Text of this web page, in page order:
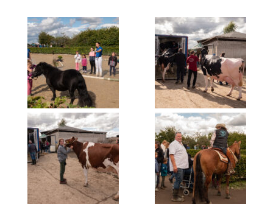
LANZAROTE 2022
FINNLAND – LAPPLAND 2023
BODENSEE 2023
KROATIEN 2023
VIETNAM 2024
SARDINIEN 2025
KREUZFAHRT MIT DER AIDA (KANARISCHE INSELN, MADEIRA) 2026
AUSSTELLUNGEN – MITGLIEDSCHAFTEN –
VERÖFFENTLICHUNGEN
AL-THANY AWARD
TRIERENBERGER SUPER CIRCUIT
FOTOFORUM AWARD